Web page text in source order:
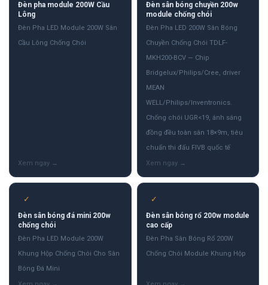
Đèn pha module 200W Cầu
Lông
Đèn Pha LED Module 200W Sân
Cầu Lông Chống Chói
Đèn sân bóng chuyền 200w
module chống chói
Đèn Pha LED 200W Sân Bóng
Chuyền Chống Chói TDLF-
MKH200-BCV — Chip
Bridgelux/Philips/Cree, driver
MEAN
WELL/Philips/Inventronics.
Chống chói UGR<19, ánh sáng
đồng đều toàn sân 18×9m, tiêu
chuẩn thi đấu FIVB quốc tế
✓
Đèn sân bóng đá mini 200w
chống chói
Đèn Pha LED Module 200W
Khung Hộp Chống Chói Cho Sân
Bóng Đá Mini
✓
Đèn sân bóng rổ 200w module
cao cấp
Đèn Pha Sân Bóng Rổ 200W
Chống Chói Module Khung Hộp